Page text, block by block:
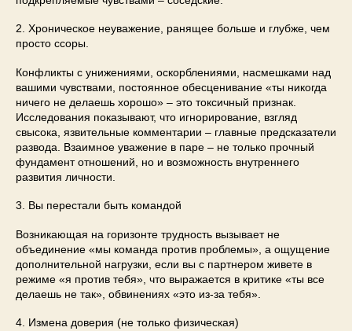
2. Хроническое неуважение, ранящее больше и глубже, чем
просто ссоры.
Конфликты с унижениями, оскорблениями, насмешками над
вашими чувствами, постоянное обесценивание «ты никогда
ничего не делаешь хорошо» – это токсичный признак.
Исследования показывают, что игнорирование, взгляд
свысока, язвительные комментарии – главные предсказатели
развода. Взаимное уважение в паре – не только прочный
фундамент отношений, но и возможность внутреннего
развития личности.
3. Вы перестали быть командой
Возникающая на горизонте трудность вызывает не
объединение «мы команда против проблемы», а ощущение
дополнительной нагрузки, если вы с партнером живете в
режиме «я против тебя», что выражается в критике «ты все
делаешь не так», обвинениях «это из-за тебя».
4. Измена доверия (не только физическая)